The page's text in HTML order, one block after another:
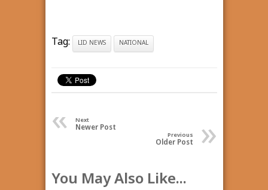
Tag: LID NEWS NATIONAL
« Next
Newer Post »
Previous
Older Post
You May Also Like...